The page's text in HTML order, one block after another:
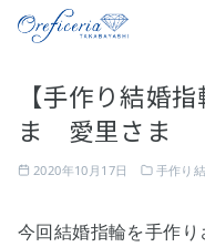
【手作り結婚
ま 愛里さま
2020年10月17日 手作り
今回結婚指輪を手作